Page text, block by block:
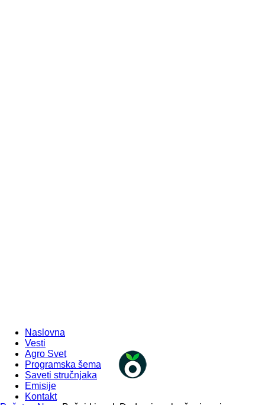
Naslovna
Vesti
Agro Svet
Programska šema
Saveti stručnjaka
Emisije
Kontakt